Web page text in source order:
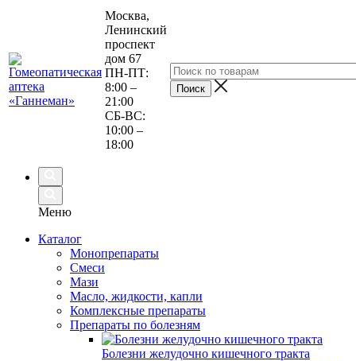
Москва,
Ленинский
проспект
дом 67
ПН-ПТ:
8:00 –
21:00
СБ-ВС:
10:00 –
18:00
Меню
Каталог
Монопрепараты
Смеси
Мази
Масло, жидкости, капли
Комплексные препараты
Препараты по болезням
Болезни желудочно кишечного тракта